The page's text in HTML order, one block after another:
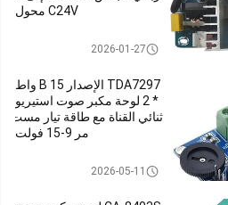
C24V محول
2026-01-27
TDA7297 الإصدار B 15 واط
* 2 لوحة مكبر صوت استيريو
ثنائي القناة مع طاقة تيار مست
مر 9-15 فولت
2026-05-11